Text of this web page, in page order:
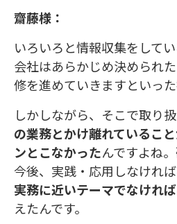
齋藤様：
いろいろと情報収集をして
会社はあらかじめ決められ
修を進めていきますといった
しかしながら、そこで取り
の業務とかけ離れているこ
ンとこなかったんですよね
今後、実践・応用しなければ
実務に近いテーマでなけれ
えたんです。